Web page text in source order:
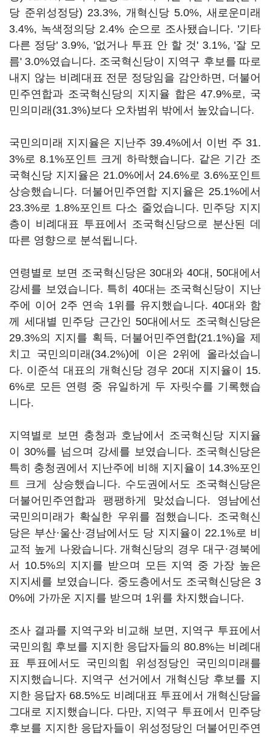
당 준위성정당) 23.3%, 개혁신당 5.0%, 새로운미래
3.4%, 녹색정의당 2.4% 순으로 조사됐습니다. '기타
다른 정당' 3.9%, '없거나 투표 안 할 것' 3.1%, '잘 모
름' 3.0%였습니다. 조국혁신당이 지역구 후보를 따로
내지 않는 비례대표 전문 정당임을 감안하면, 더불어
민주연합과 조국혁신당의 지지율 합은 47.9%로, 국
민의미래(31.3%)보다 오차범위 밖에서 높았습니다.
국민의미래 지지율은 지난주 39.4%에서 이번 주 31.
3%로 8.1%포인트 크게 하락했습니다. 같은 기간 조
국혁신당 지지율은 21.0%에서 24.6%로 3.6%포인트
상승했습니다. 더불어민주연합 지지율은 25.1%에서
23.3%로 1.8%포인트 다소 줄었습니다. 민주당 지지
층이 비례대표 투표에서 조국혁신당으로 분산된 데
따른 영향으로 분석됩니다.
연령별로 보면 조국혁신당은 30대와 40대, 50대에서
강세를 보였습니다. 특히 40대는 조국혁신당이 지난
주에 이어 2주 연속 1위를 유지했습니다. 40대와 함
께 세대별 민주당 근간인 50대에서도 조국혁신당은
29.3%의 지지를 획득, 더불어민주연합(21.1%)을 제
치고 국민의미래(34.2%)에 이은 2위에 올라섰습니
다. 이준석 대표의 개혁신당 경우 20대 지지율이 15.
6%로 모든 연령 중 유일하게 두 자릿수를 기록했습
니다.
지역별로 보면 충청과 호남에서 조국혁신당 지지율
이 30%를 넘으며 강세를 보였습니다. 조국혁신당은
특히 충청권에서 지난주에 비해 지지율이 14.3%포인
트 크게 상승했습니다. 수도권에서도 조국혁신당은
더불어민주연합과 팽팽하게 맞섰습니다. 영남에선
국민의미래가 확실한 우위를 점했습니다. 조국혁신
당은 부산·울산·경남에서도 당 지지율이 22.1%로 비
교적 높게 나왔습니다. 개혁신당의 경우 대구·경북에
서 10.5%의 지지를 받으며 모든 지역 중 가장 높은
지지세를 보였습니다. 중도층에서도 조국혁신당은 3
0%에 가까운 지지를 받으며 1위를 차지했습니다.
조사 결과를 지역구와 비교해 보면, 지역구 투표에서
국민의힘 후보를 지지한 응답자들의 80.8%는 비례대
표 투표에서도 국민의힘 위성정당인 국민의미래를
지지했습니다. 지역구 선거에서 개혁신당 후보를 지
지한 응답자 68.5%도 비례대표 투표에서 개혁신당을
그대로 지지했습니다. 다만, 지역구 투표에서 민주당
후보를 지지한 응답자들이 위성정당인 더불어민주연